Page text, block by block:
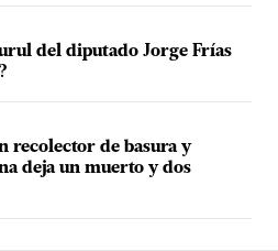
del diputado Jorge Frías
recolector de basura y
deja un muerto y dos